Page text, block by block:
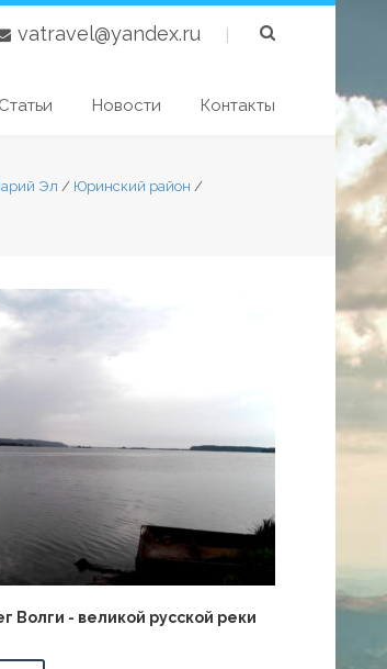
vatravel@yandex.ru |
Статьи Новости Контакты
Эл / Юринский район /
Волги - великой русской реки